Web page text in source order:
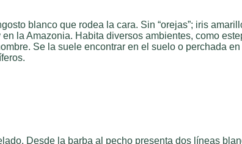
blanco que rodea la cara. Sin “orejas”; iris
la Amazonia. Habita diversos ambientes, como
Se la suele encontrar en el suelo o perchada
Desde la barba al pecho presenta dos líneas